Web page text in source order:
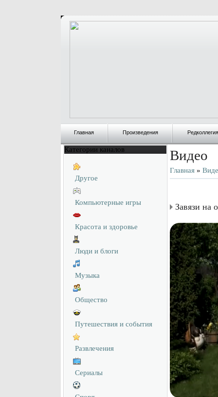
Главная Произведения Редколлегия
Категории каналов
Другое
Компьютерные игры
Красота и здоровье
Люди и блоги
Музыка
Общество
Путешествия и события
Развлечения
Сериалы
Видео
Главная»
Завязи на